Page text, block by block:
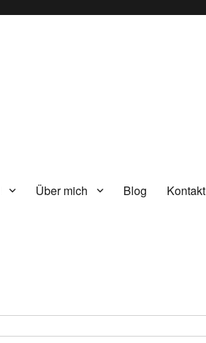
Über mich Blog Kontakt